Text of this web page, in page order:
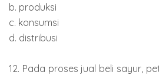
b. produksi
c. konsumsi
d. distribusi
12. Pada proses jual beli sayur,